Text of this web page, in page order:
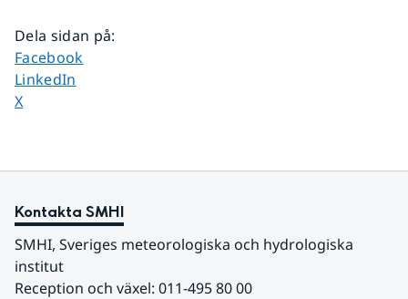
Dela sidan på:
Dela sidan på
Facebook
Dela sidan på
LinkedIn
Dela sidan på
X
Kontakta SMHI
SMHI, Sveriges meteorologiska och hydrologiska
institut
Reception och växel: 011-495 80 00